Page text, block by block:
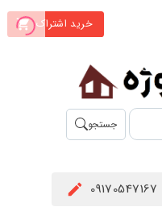
خرید اشتراک
جستجو